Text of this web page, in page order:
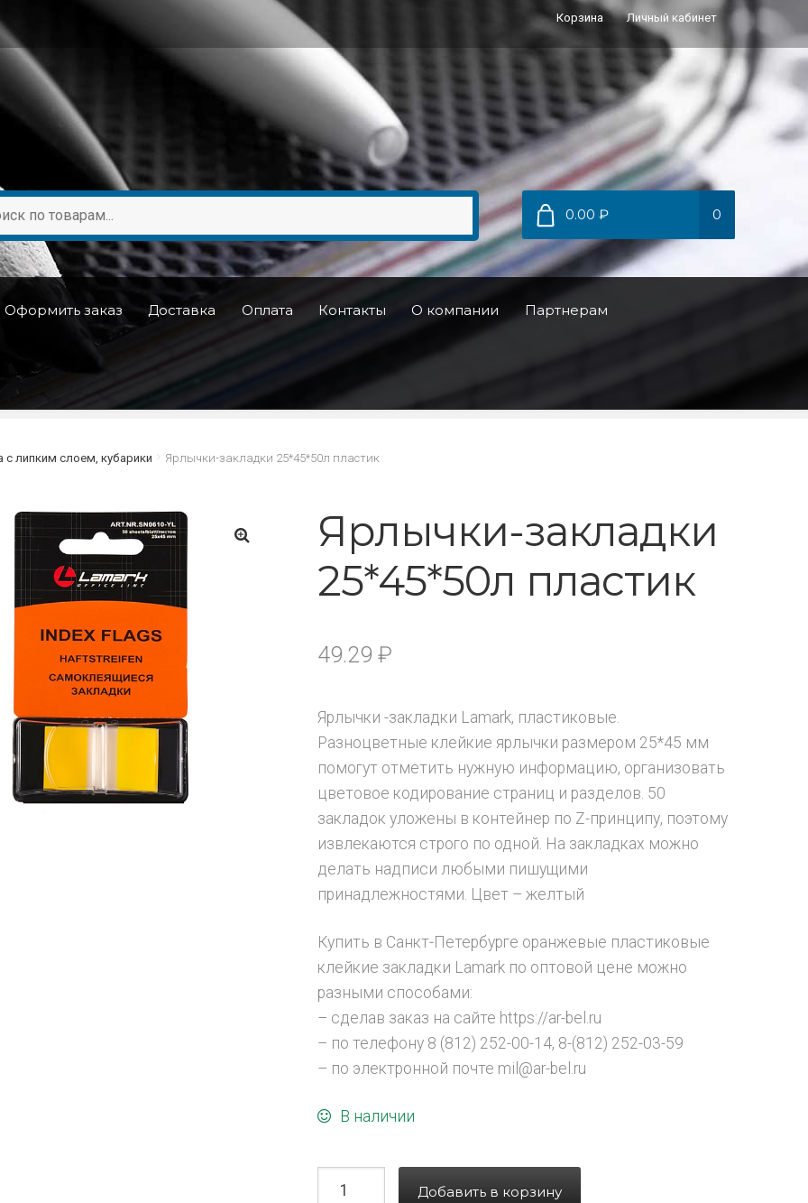
Корзина Личный кабинет
0.00 ₽ 0
Оформить заказ Доставка Оплата Контакты О компании Партнерам
с липким слоем, кубарики Ярлычки-закладки 25*45*50л пластик
Ярлычки-закладки
25*45*50л пластик
49.29₽
Ярлычки -закладки Lamark, пластиковые.
Разноцветные клейкие ярлычки размером 25*45 мм
помогут отметить нужную информацию, организовать
цветовое кодирование страниц и разделов. 50
закладок уложены в контейнер по Z-принципу, поэтому
извлекаются строго по одной. На закладках можно
делать надписи любыми пишущими
принадлежностями. Цвет – желтый
Купить в Санкт-Петербурге оранжевые пластиковые
клейкие закладки Lamark по оптовой цене можно
разными способами:
– сделав заказ на сайте https://ar-bel.ru
– по телефону 8 (812) 252-00-14, 8-(812) 252-03-59
– по электронной почте mil@ar-bel.ru
В наличии
Добавить в корзину